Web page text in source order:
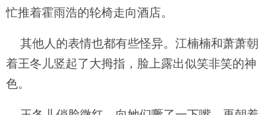
忙推着霍雨浩的轮椅走向酒店。
其他人的表情也都有些怪异。江楠楠和萧萧朝
着王冬儿竖起了大拇指，脸上露出似笑非笑的神
色。